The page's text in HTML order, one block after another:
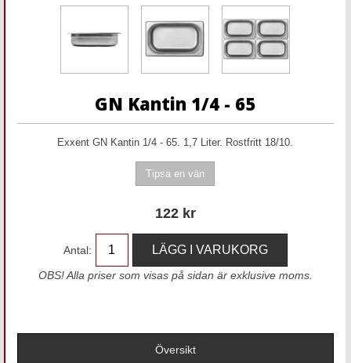
GN Kantin 1/4 - 65
Exxent GN Kantin 1/4 - 65. 1,7 Liter. Rostfritt 18/10.
122 kr
Antal:
OBS! Alla priser som visas på sidan är exklusive moms.
Översikt